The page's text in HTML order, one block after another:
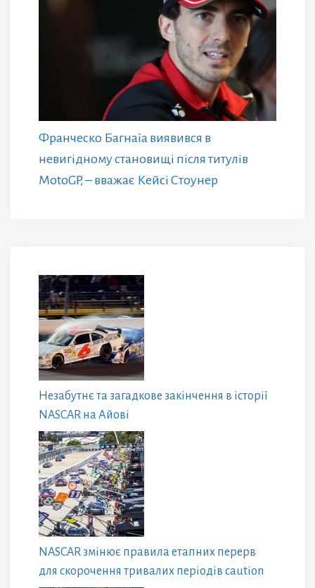
Франческо Багнаїа виявився в
невигідному становищі після титулів
MotoGP, – вважає Кейсі Стоунер
Незабутнє та загадкове закінчення в історії
NASCAR на Айові
NASCAR змінює правила етапних перерв
для скорочення тривалих періодів caution